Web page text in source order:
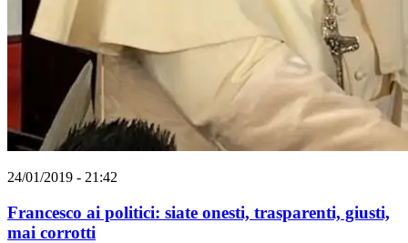
24/01/2019 - 21:42
Francesco ai politici: siate onesti, trasparenti, giusti,
mai corrotti